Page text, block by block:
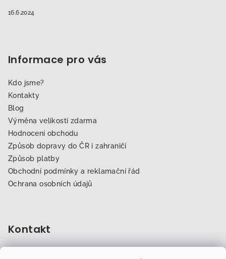
16.6.2024
Informace pro vás
Kdo jsme?
Kontakty
Blog
Výměna velikostí zdarma
Hodnocení obchodu
Způsob dopravy do ČR i zahraničí
Způsob platby
Obchodní podmínky a reklamační řád
Ochrana osobních údajů
Kontakt